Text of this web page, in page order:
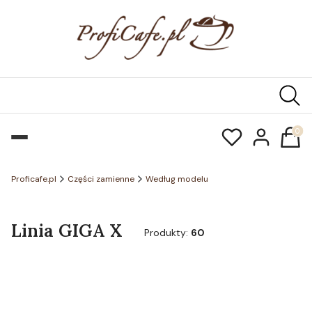
Proficafe.pl Części zamienne Według modelu
Linia GIGA X Produkty: 60